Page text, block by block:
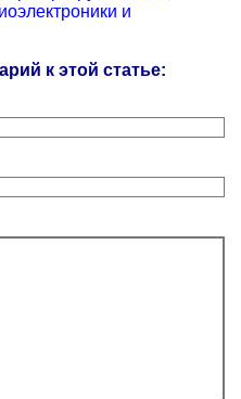
и
к этой статье: